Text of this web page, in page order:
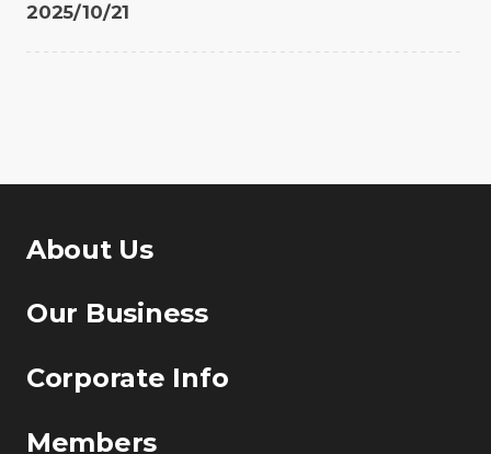
2025/10/21
About Us
Our Business
Corporate Info
Members